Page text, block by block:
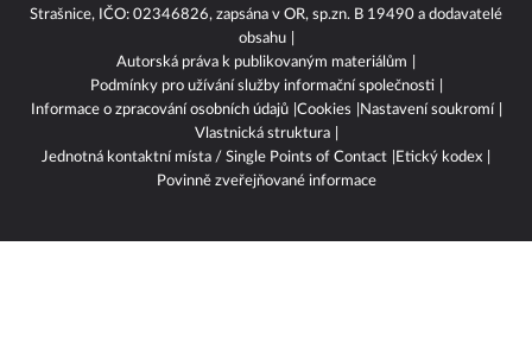
se sídlem náměstí Marie Schmolkové 3493/1, 100 00 Praha 10 -
Strašnice, IČO: 02346826, zapsána v OR, sp.zn. B 19490 a dodavatelé
obsahu
Autorská práva k publikovaným materiálům
Podmínky pro užívání služby informační společnosti
Informace o zpracování osobních údajů Cookies
Vlastnická struktura
Jednotná kontaktní místa / Single Points of Contact